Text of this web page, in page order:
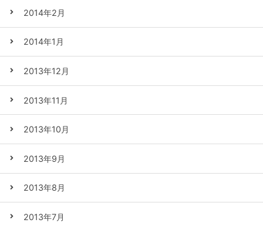
2014年2月
2014年1月
2013年12月
2013年11月
2013年10月
2013年9月
2013年8月
2013年7月